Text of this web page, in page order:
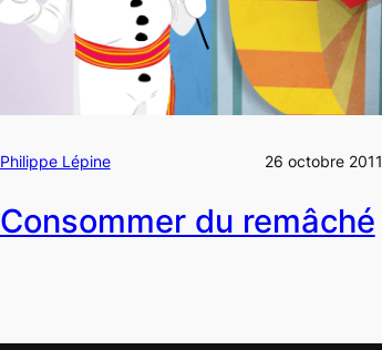
Philippe Lépine 26 octobre 2011
Consommer du remâché